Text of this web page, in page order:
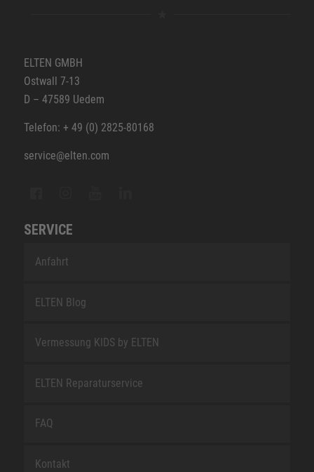
ELTEN GMBH
Ostwall 7-13
D – 47589 Uedem
Telefon: + 49 (0) 2825-80168
service@elten.com
SERVICE
Anfahrt
ELTEN Blog
Vermessung KIDS by ELTEN
ELTEN Reparaturservice
FAQ
Kontakt